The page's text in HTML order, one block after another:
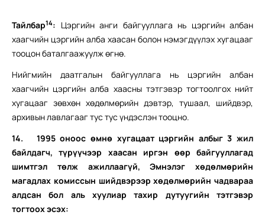
Тайлбар14: Цэргийн анги байгууллага нь цэргийн албан
хаагчийн цэргийн алба хаасан болон нэмэгдүүлэх хугацааг
тооцон баталгаажуулж өгнө.
Нийгмийн даатгалын байгууллага нь цэргийн албан
хаагчийн цэргийн алба хаасны тэтгэвэр тогтоолгох нийт
хугацааг зөвхөн хөдөлмөрийн дэвтэр, тушаал, шийдвэр,
архивын лавлагааг тус тус үндэслэн тооцно.
14.
1995 оноос өмнө хугацаат цэргийн албыг 3 жил
байлдагч, түрүүчээр хаасан иргэн өөр байгууллагад
шимтгэл төлж ажиллаагүй, Эмнэлэг хөдөлмөрийн
магадлах комиссын шийдвэрээр хөдөлмөрийн чадвараа
алдсан бол аль хуулиар тахир дутуугийн тэтгэвэр
тогтоох эсэх: